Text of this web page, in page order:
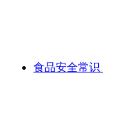
食品安全常识